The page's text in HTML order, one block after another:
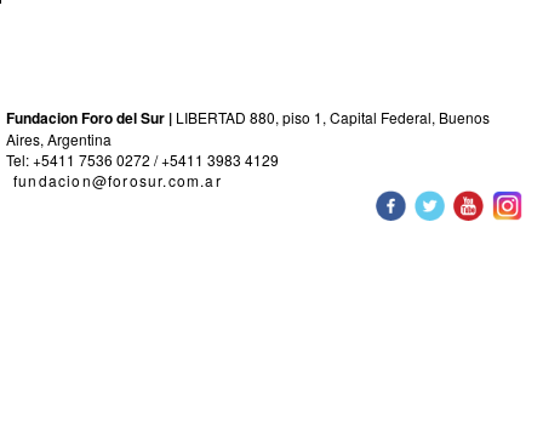
Fundacion Foro del Sur | LIBERTAD 880, piso 1, Capital Federal, Buenos
Aires, Argentina
Tel: +5411 7536 0272 / +5411 3983 4129
fundacion@forosur.com.ar